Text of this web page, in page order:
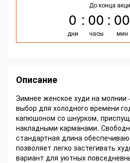
До конца
0
дни
00
часы
00
мин
Описание
Зимнее женское худи на молнии
выбор для холодного времени
капюшоном со шнурком,
накладными карманами.
стандартная длина
позволяет легко застегивать
вариант для уютных